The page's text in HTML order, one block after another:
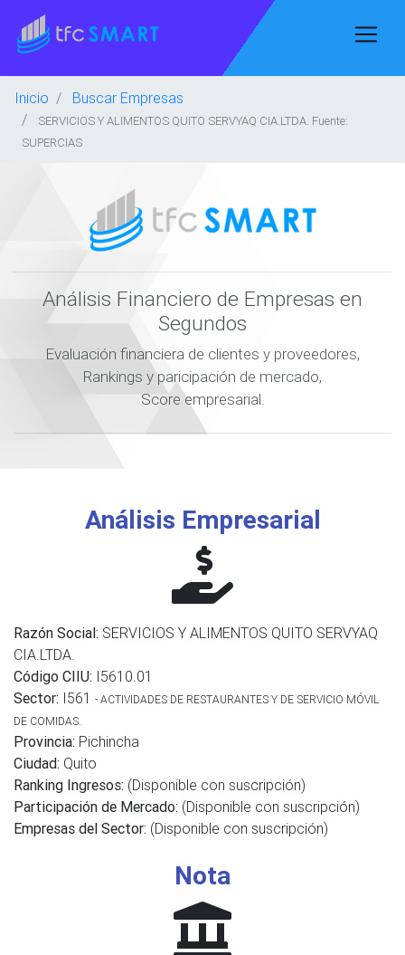
Inicio Buscar Empresas
SERVICIOS Y ALIMENTOS QUITO SERVYAQ CIA.LTDA. Fuente:
SUPERCIAS
Análisis Financiero de Empresas en
Segundos
Evaluación financiera de clientes y proveedores,
Rankings y paricipación de mercado,
Score empresarial.
Análisis Empresarial
Razón Social: SERVICIOS Y ALIMENTOS QUITO SERVYAQ
CIA.LTDA.
Código CIIU: I5610.01
Sector: I561 - ACTIVIDADES DE RESTAURANTES Y DE SERVICIO MÓVIL
DE COMIDAS.
Provincia: Pichincha
Ciudad: Quito
Ranking Ingresos: (Disponible con suscripción)
Participación de Mercado: (Disponible con suscripción)
Empresas del Sector: (Disponible con suscripción)
Nota